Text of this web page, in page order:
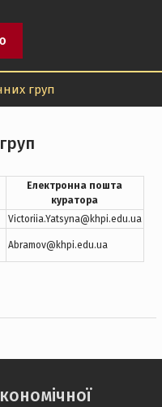
груп
Електронна пошта
куратора
Victoriia.Yatsyna@khpi.edu.ua
Abramov@khpi.edu.ua